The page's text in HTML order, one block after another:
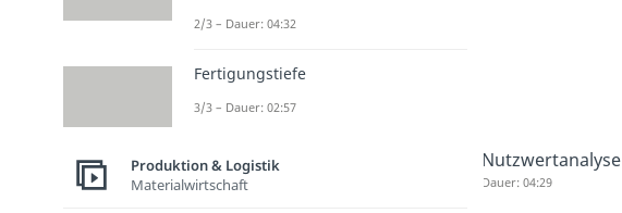
Nutzwertanalyse
Dauer: 04:29
2/3 – Dauer: 04:32
Fertigungstiefe
3/3 – Dauer: 02:57
Produktion & Logistik
Materialwirtschaft